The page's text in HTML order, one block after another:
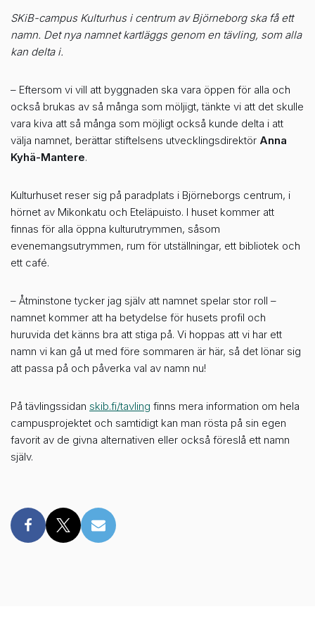
SKiB-campus Kulturhus i centrum av Björneborg ska få ett
namn. Det nya namnet kartläggs genom en tävling, som alla
kan delta i.
– Eftersom vi vill att byggnaden ska vara öppen för alla och
också brukas av så många som möljigt, tänkte vi att det skulle
vara kiva att så många som möjligt också kunde delta i att
välja namnet, berättar stiftelsens utvecklingsdirektör Anna
Kyhä-Mantere.
Kulturhuset reser sig på paradplats i Björneborgs centrum, i
hörnet av Mikonkatu och Eteläpuisto. I huset kommer att
finnas för alla öppna kulturutrymmen, såsom
evenemangsutrymmen, rum för utställningar, ett bibliotek och
ett café.
– Åtminstone tycker jag själv att namnet spelar stor roll –
namnet kommer att ha betydelse för husets profil och
huruvida det känns bra att stiga på. Vi hoppas att vi har ett
namn vi kan gå ut med före sommaren är här, så det lönar sig
att passa på och påverka val av namn nu!
På tävlingssidan skib.fi/tavling finns mera information om hela
campusprojektet och samtidigt kan man rösta på sin egen
favorit av de givna alternativen eller också föreslå ett namn
själv.